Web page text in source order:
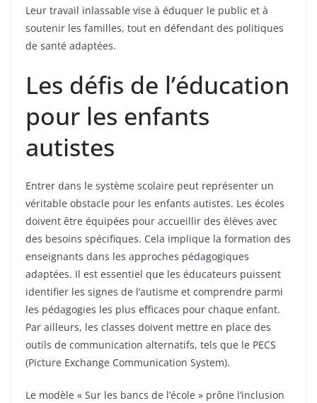
Leur travail inlassable vise à éduquer le public et à
soutenir les familles, tout en défendant des politiques
de santé adaptées.
Les défis de l’éducation
pour les enfants
autistes
Entrer dans le système scolaire peut représenter un
véritable obstacle pour les enfants autistes. Les écoles
doivent être équipées pour accueillir des élèves avec
des besoins spécifiques. Cela implique la formation des
enseignants dans les approches pédagogiques
adaptées. Il est essentiel que les éducateurs puissent
identifier les signes de l’autisme et comprendre parmi
les pédagogies les plus efficaces pour chaque enfant.
Par ailleurs, les classes doivent mettre en place des
outils de communication alternatifs, tels que le PECS
(Picture Exchange Communication System).
Le modèle « Sur les bancs de l’école » prône l’inclusion